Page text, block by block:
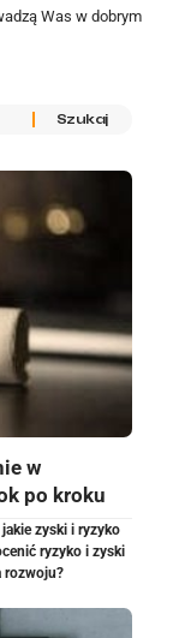
Was w dobrym
w
po kroku
zyski i ryzyko
ryzyko i zyski
rozwoju?